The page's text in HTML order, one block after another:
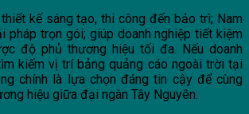
kế sáng tạo, thi công đến bảo trì; Nam
pháp trọn gói; giúp doanh nghiệp tiết kiệm
độ phủ thương hiệu tối đa. Nếu doanh
kiếm vị trí bảng quảng cáo ngoài trời tại
chính là lựa chọn đáng tin cậy để cùng
hiệu giữa đại ngàn Tây Nguyên.